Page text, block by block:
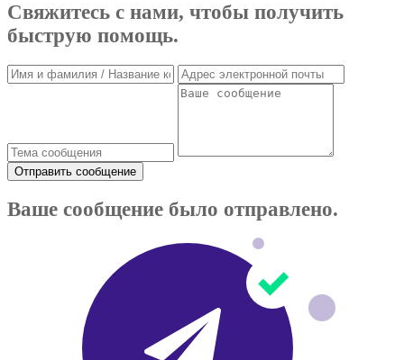
Свяжитесь с нами, чтобы получить
быструю помощь.
Отправить сообщение
Ваше сообщение было отправлено.